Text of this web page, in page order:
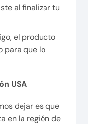
al finalizar tu
el producto
para que lo
USA
dejar es que
en la región de